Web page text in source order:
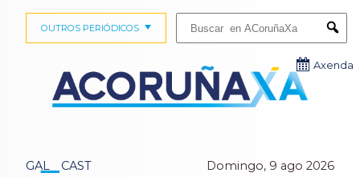
GAL CAST Domingo, 9 ago 2026
OUTROS PERIÓDICOS
Axenda